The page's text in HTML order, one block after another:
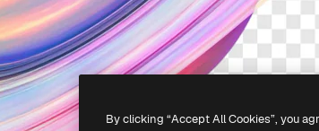
ferramentas
S.L.U. Todos os direitos reservados.
By clicking “Accept All Cookies”, you